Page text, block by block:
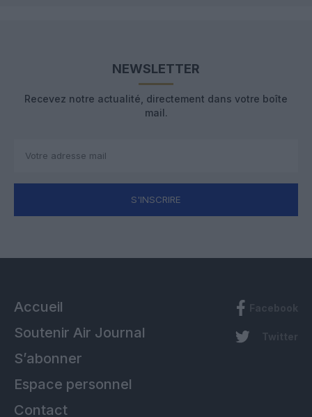
NEWSLETTER
Recevez notre actualité, directement dans votre boîte
mail.
S'INSCRIRE
Accueil
Soutenir Air Journal
S’abonner
Espace personnel
Contact